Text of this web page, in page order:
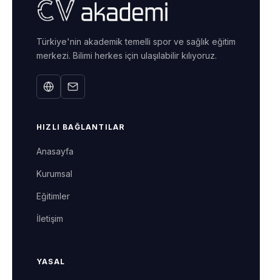
Türkiye'nin akademik temelli spor ve sağlık eğitim
merkezi. Bilimi herkes için ulaşılabilir kılıyoruz.
HIZLI BAĞLANTILAR
Anasayfa
Kurumsal
Eğitimler
İletişim
YASAL